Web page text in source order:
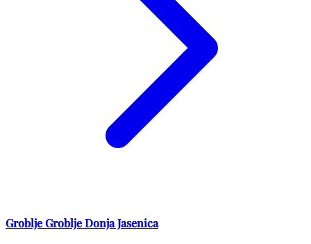
Groblje Groblje Donja Jasenica